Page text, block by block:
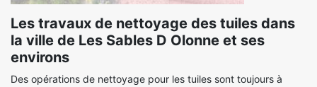
Les travaux de nettoyage des tuiles dans
la ville de Les Sables D Olonne et ses
environs
Des opérations de nettoyage pour les tuiles sont toujours à